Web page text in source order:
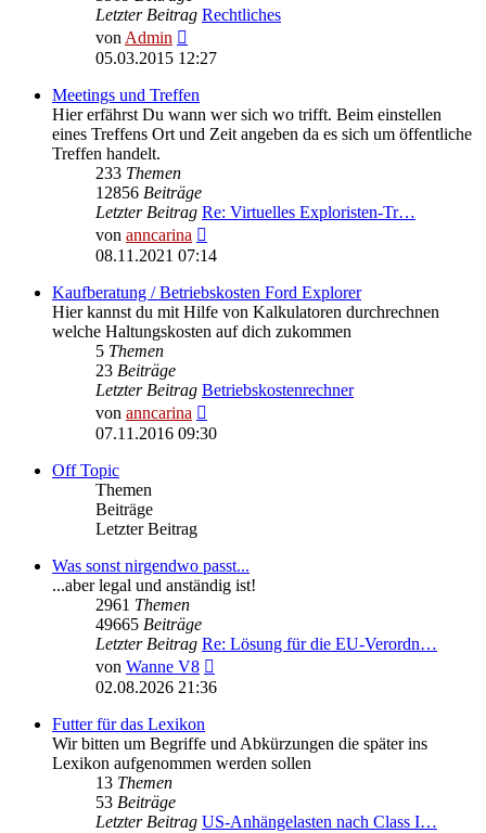
Letzter Beitrag Rechtliches
vonAdmin
Beitrag
05.03.2015 12:27
Meetings und Treffen
Hier erfährst Du wann wer sich wo trifft. Beim einstellen
eines Treffens Ort und Zeit angeben da es sich um öffentliche
Treffen handelt.
233 Themen
12856 Beiträge
Letzter Beitrag Re: Virtuelles Exploristen-Tr…
von anncarina
Beitrag
08.11.2021 07:14
Kaufberatung / Betriebskosten Ford Explorer
Hier kannst du mit Hilfe von Kalkulatoren durchrechnen
welche Haltungskosten auf dich zukommen
5 Themen
23 Beiträge
Letzter Beitrag Betriebskostenrechner
von anncarina
Beitrag
07.11.2016 09:30
Off Topic
Themen
Beiträge
Letzter Beitrag
Was sonst nirgendwo passt...
...aber legal und anständig ist!
2961 Themen
49665 Beiträge
Letzter Beitrag Re: Lösung für die EU‑Verordn…
von Wanne V8
Beitrag
02.08.2026 21:36
Futter für das Lexikon
Wir bitten um Begriffe und Abkürzungen die später ins
Lexikon aufgenommen werden sollen
13 Themen
53 Beiträge
Letzter Beitrag US-Anhängelasten nach Class I…